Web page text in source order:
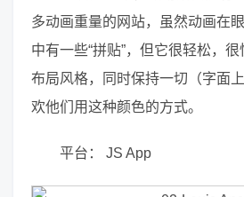
多动画重量的网站，虽然动画在
中有一些“拼贴”，但它很轻松，
布局风格，同时保持一切（字面
欢他们用这种颜色的方式。
平台： JS App